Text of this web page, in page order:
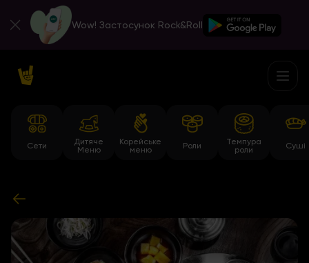
Wow! Застосунок Rock&Roll
Сети
Дитяче
Меню
Корейське
меню
Роли
Темпура
роли
Суші